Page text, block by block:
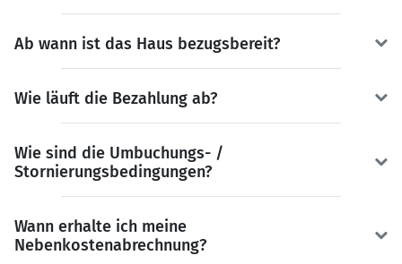
Ab wann ist das Haus bezugsbereit?
Wie läuft die Bezahlung ab?
Wie sind die Umbuchungs- /
Stornierungsbedingungen?
Wann erhalte ich meine
Nebenkostenabrechnung?